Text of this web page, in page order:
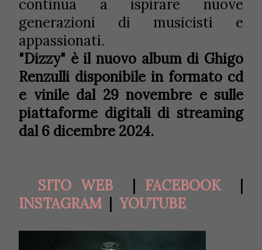
continua a ispirare nuove
generazioni di musicisti e
appassionati.
"Dizzy" è il nuovo album di Ghigo
Renzulli disponibile in formato cd
e vinile dal 29 novembre e sulle
piattaforme digitali di streaming
dal 6 dicembre 2024.
SITO WEB FACEBOOK
INSTAGRAM
YOUTUBE